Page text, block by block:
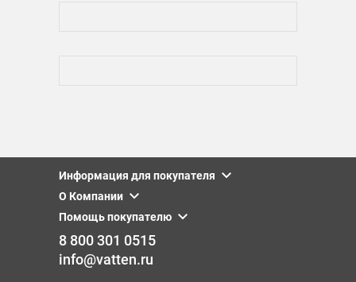
Информация для покупателя
О Компании
Помощь покупателю
8 800 301 0515
info@vatten.ru